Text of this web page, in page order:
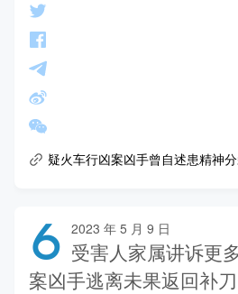
疑火车行凶案凶手曾自述患精神
6 2023 年 5 月 9 日
受害人家属讲诉更
案凶手逃离未果返回补刀